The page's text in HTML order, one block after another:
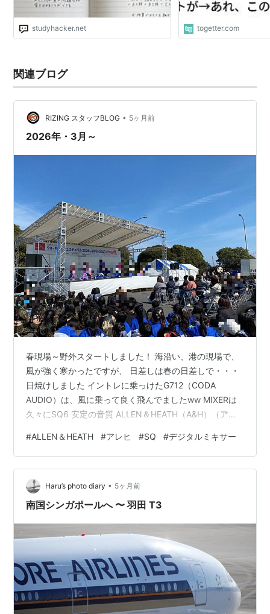
studyhacker.net togetter.com
関連ブログ
RIZING スタッフBLOG • 5ヶ月前
2026年・3月～
春現場～野外スタートしました！ 海沿い、港の現場で、
風が強く寒かったですが、 日差しは春の日差しで・・・
日焼けしました イントレに乗っけたG712（CODA
AUDIO）は、風に乗って良く飛んでましたww MIXERは
久々にSQ6 安定の音質 ALLEN＆HEATH（A&H）（アレ
買いです！ ALLEN & HEATH（アレンアンドヒース） SQ
series （弊社オンラインページ）
#ALLEN＆HEATH #アレヒ #SQ #デジタルミキサー
Haru’s photo diary • 5ヶ月前
南国シンガポールへ 〜 羽田 T3